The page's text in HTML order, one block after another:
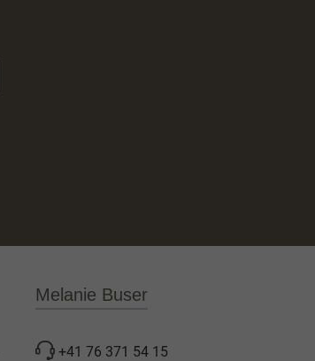
Melanie Buser
+41 76 371 54 15